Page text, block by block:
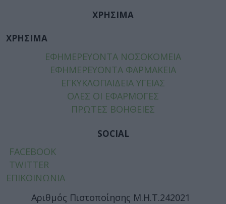
ΧΡΗΣΙΜΑ
ΧΡΗΣΙΜΑ
ΕΦΗΜΕΡΕΥΟΝΤΑ ΝΟΣΟΚΟΜΕΙΑ
ΕΦΗΜΕΡΕΥΟΝΤΑ ΦΑΡΜΑΚΕΙΑ
ΕΓΚΥΚΛΟΠΑΙΔΕΙΑ ΥΓΕΙΑΣ
ΟΛΕΣ ΟΙ ΕΦΑΡΜΟΓΕΣ
ΠΡΩΤΕΣ ΒΟΗΘΕΙΕΣ
SOCIAL
FACEBOOK
TWITTER
ΕΠΙΚΟΙΝΩΝΙΑ
Αριθμός Πιστοποίησης Μ.Η.Τ.242021